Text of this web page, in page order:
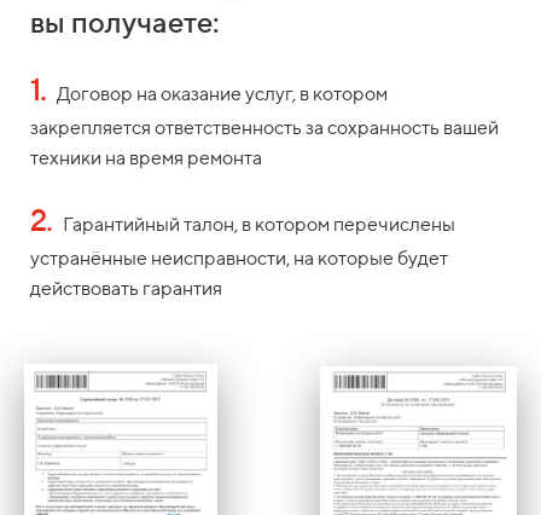
вы получаете:
1. Договор на оказание услуг, в котором
закрепляется ответственность за сохранность вашей
техники на время ремонта
2. Гарантийный талон, в котором перечислены
устранённые неисправности, на которые будет
действовать гарантия